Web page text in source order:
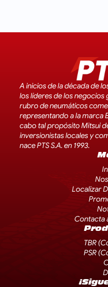
A inicios de la década de
los líderes de los negocios
rubro de neumáticos
representando a la marca
cabo tal propósito Mitsui
inversionistas locales y
nace PTS S.A. en 1993.
Localizar
Contacta
TBR
PSR